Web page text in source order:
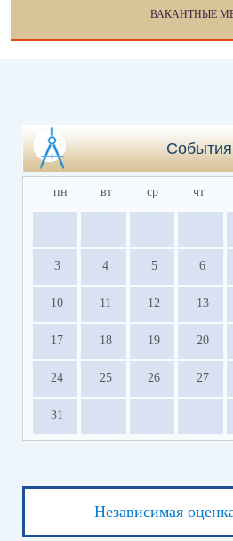
ВАКАНТНЫЕ
События
пн вт ср чт
3 4 5 6
10 11 12 13
17 18 19 20
24 25 26 27
31
Независимая